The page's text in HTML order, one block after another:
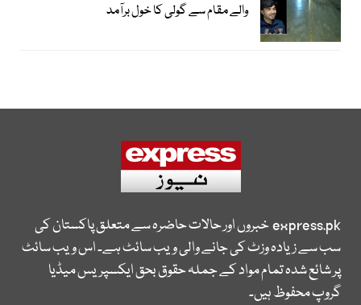
والے مقام سے گولی کا خول برآمد
express.pkخبروں اور حالات حاضرہ سے متعلق پاکستان کی
سب سے زیادہ وزٹ کی جانے والی ویب سائٹ ہے۔ اس ویب سائٹ
پر شائع شدہ تمام مواد کے جملہ حقوق بحق ایکسپریس میڈیا
گروپ محفوظ ہیں۔